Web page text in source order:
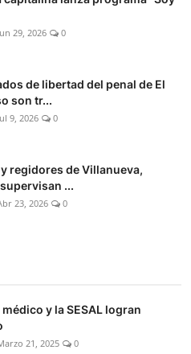
29, 2026 0
de libertad del penal de El
son tr...
9, 2026 0
regidores de Villanueva,
...
23, 2026 0
y la SESAL logran
21, 2025 0